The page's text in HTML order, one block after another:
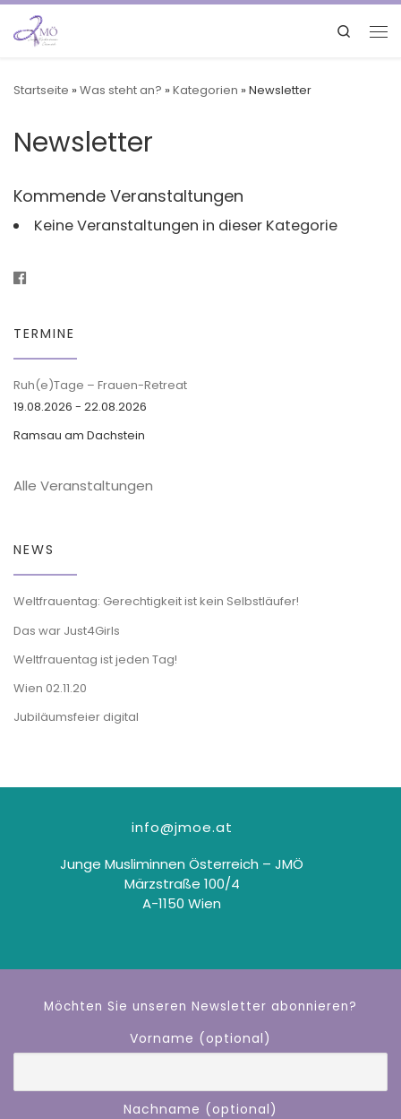
Search
Startseite »Was steht an? »Kategorien »Newsletter
Newsletter
Kommende Veranstaltungen
Keine Veranstaltungen in dieser Kategorie
TERMINE
Ruh(e)Tage – Frauen-Retreat
19.08.2026 - 22.08.2026
Ramsau am Dachstein
Alle Veranstaltungen
NEWS
Weltfrauentag: Gerechtigkeit ist kein Selbstläufer!
Das war Just4Girls
Weltfrauentag ist jeden Tag!
Wien 02.11.20
Jubiläumsfeier digital
info@jmoe.at
Junge Musliminnen Österreich – JMÖ
Märzstraße 100/4
A-1150 Wien
Möchten Sie unseren Newsletter abonnieren?
Vorname (optional)
Nachname (optional)